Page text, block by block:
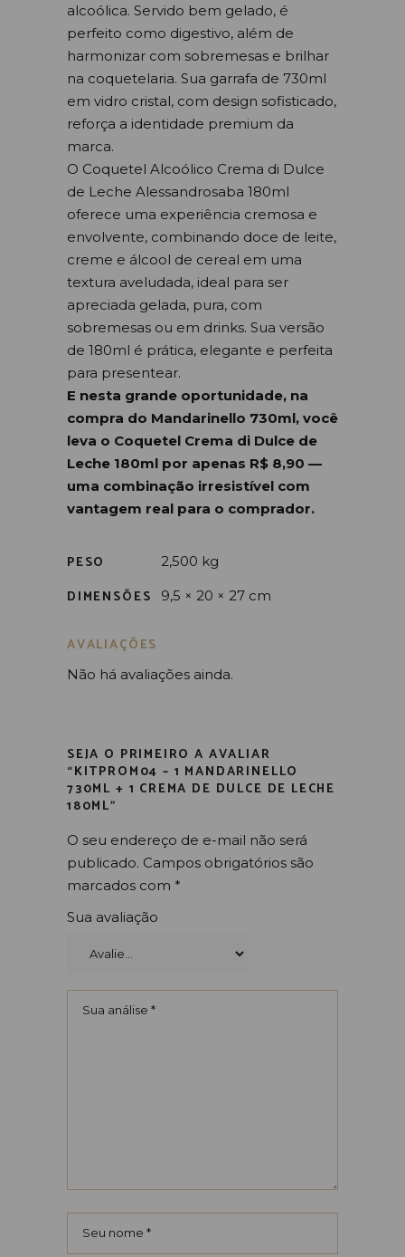
alcoólica. Servido bem gelado, é
perfeito como digestivo, além de
harmonizar com sobremesas e brilhar
na coquetelaria. Sua garrafa de 730ml
em vidro cristal, com design sofisticado,
reforça a identidade premium da
marca.
O Coquetel Alcoólico Crema di Dulce
de Leche Alessandrosaba 180ml
oferece uma experiência cremosa e
envolvente, combinando doce de leite,
creme e álcool de cereal em uma
textura aveludada, ideal para ser
apreciada gelada, pura, com
sobremesas ou em drinks. Sua versão
de 180ml é prática, elegante e perfeita
para presentear.
E nesta grande oportunidade, na
compra do Mandarinello 730ml, você
leva o Coquetel Crema di Dulce de
Leche 180ml por apenas R$ 8,90 —
uma combinação irresistível com
vantagem real para o comprador.
PESO 2,500 kg
DIMENSÕES 9,5 × 20 × 27 cm
AVALIAÇÕES
Não há avaliações ainda.
SEJA O PRIMEIRO A AVALIAR
“KITPROM04 – 1 MANDARINELLO
730ML + 1 CREMA DE DULCE DE LECHE
180ML”
O seu endereço de e-mail não será
publicado. Campos obrigatórios são
marcados com *
Sua avaliação